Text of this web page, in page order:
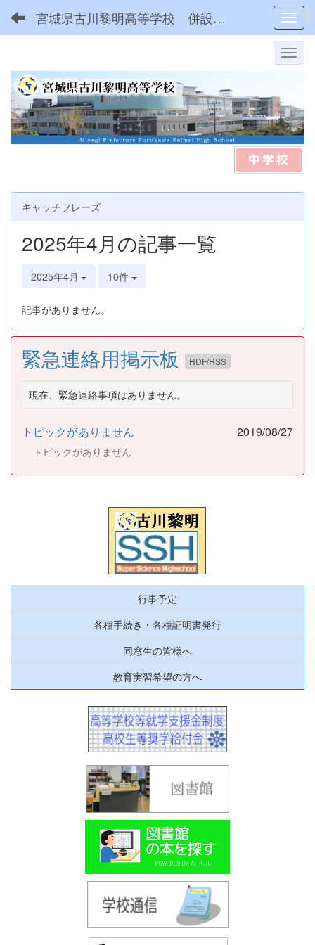
宮城県古川黎明高等学校 併設型中高一貫
キャッチフレーズ
2025年4月の記事一覧
2025年4月 10件
記事がありません。
緊急連絡用掲示板 RDF/RSS
現在、緊急連絡事項はありません。
トピックがありません 2019/08/27
トピックがありません
行事予定
各種手続き・各種証明書発行
同窓生の皆様へ
教育実習希望の方へ